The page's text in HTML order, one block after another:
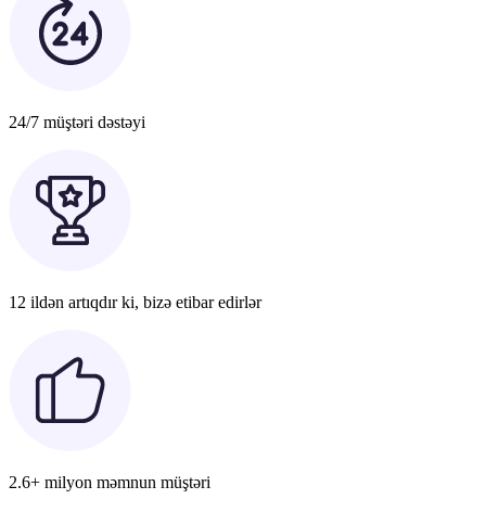
24/7 müştəri dəstəyi
12 ildən artıqdır ki, bizə etibar edirlər
2.6+ milyon məmnun müştəri